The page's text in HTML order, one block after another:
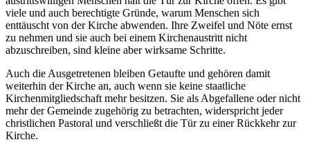
viele und auch berechtigte Gründe, warum Menschen sich
enttäuscht von der Kirche abwenden. Ihre Zweifel und Nöte ernst
zu nehmen und sie auch bei einem Kirchenaustritt nicht
abzuschreiben, sind kleine aber wirksame Schritte.
Auch die Ausgetretenen bleiben Getaufte und gehören damit
weiterhin der Kirche an, auch wenn sie keine staatliche
Kirchenmitgliedschaft mehr besitzen. Sie als Abgefallene oder nicht
mehr der Gemeinde zugehörig zu betrachten, widerspricht jeder
christlichen Pastoral und verschließt die Tür zu einer Rückkehr zur
Kirche.